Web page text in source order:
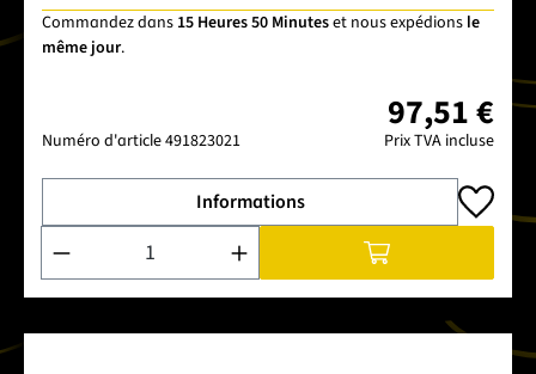
Commandez dans 15 Heures 50 Minuteset nous expédions le
même jour.
Numéro d'article491823021
97,51 €
Prix TVA incluse
Informations
Quantité de produit : Entrez la quantité souhaitée ou